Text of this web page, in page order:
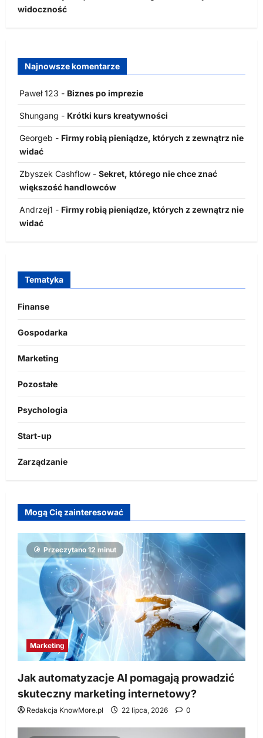
widoczność
Najnowsze komentarze
Paweł 123 - Biznes po imprezie
Shungang - Krótki kurs kreatywności
Georgeb - Firmy robią pieniądze, których z zewnątrz nie
widać
Zbyszek Cashflow - Sekret, którego nie chce znać
większość handlowców
Andrzej1 - Firmy robią pieniądze, których z zewnątrz nie
widać
Tematyka
Finanse
Gospodarka
Marketing
Pozostałe
Psychologia
Start-up
Zarządzanie
Mogą Cię zainteresować
Przeczytano 12 minut
Marketing
Jak automatyzacje AI pomagają prowadzić
skuteczny marketing internetowy?
Redakcja KnowMore.pl 22 lipca, 2026 0